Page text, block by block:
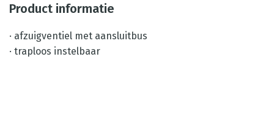
Product informatie
· afzuigventiel met aansluitbus
· traploos instelbaar